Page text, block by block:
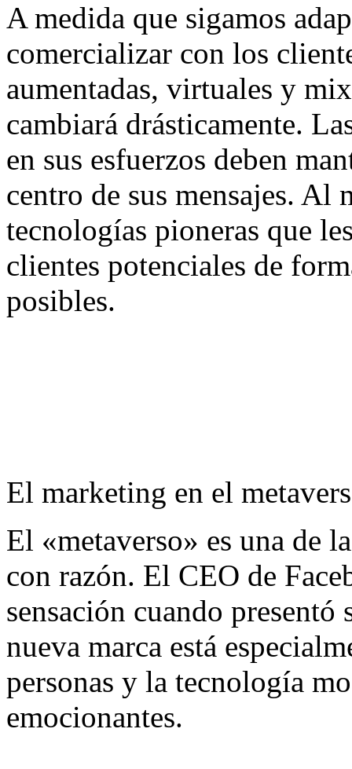
A medida que sigamos
comercializar con los
aumentadas, virtuales y
cambiará drásticamente.
en sus esfuerzos deben
centro de sus mensajes.
tecnologías pioneras que
clientes potenciales de
posibles.
El marketing en el
El «metaverso» es una de
con razón. El CEO de
sensación cuando
nueva marca está
personas y la tecnología
emocionantes.